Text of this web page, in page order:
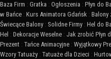
Baza Firm : Gratka : Ogłoszenia : Płyn do
w Bańce : Kurs Animatora Gdańsk : Balony
Świecące Balony : Solidne Firmy : Hel do
Hel : Dekoracje Weselne : Jak zrobić Płyn
Prezent : Tańce Animacyjne : Wyjątkowy
Wzory Tatuaży : Tatuaże dla Dzieci :